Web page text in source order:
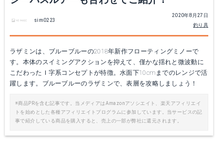
2020年8月27日
釣り具
sim0223
ラザミンは、ブルーブルーの2018年新作フローティングミノーで
す。本体のスイミングアクションを抑えて、僅かな揺れと微波動に
こだわったＩ字系コンセプトが特徴。水面下10cmまでのレンジで活
躍します。ブルーブルーのラザミンで、表層を攻略しましょう！
※商品PRを含む記事です。当メディアはAmazonアソシエイト、楽天アフィリエイ
トを始めとした各種アフィリエイトプログラムに参加しています。当サービスの記
事で紹介している商品を購入すると、売上の一部が弊社に還元されます。
楽天で詳細を見る
ブルーブルー トレイシー 25g
楽天で詳細を見る